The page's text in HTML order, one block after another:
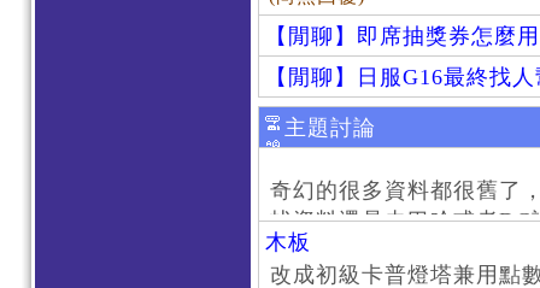
【閒聊】即席抽獎券怎麼
【閒聊】日服G16最終找
主題討論
奇幻的很多資料都很舊了
找資料還是去巴哈或者
了。
木板
改成初級卡普燈塔兼用點